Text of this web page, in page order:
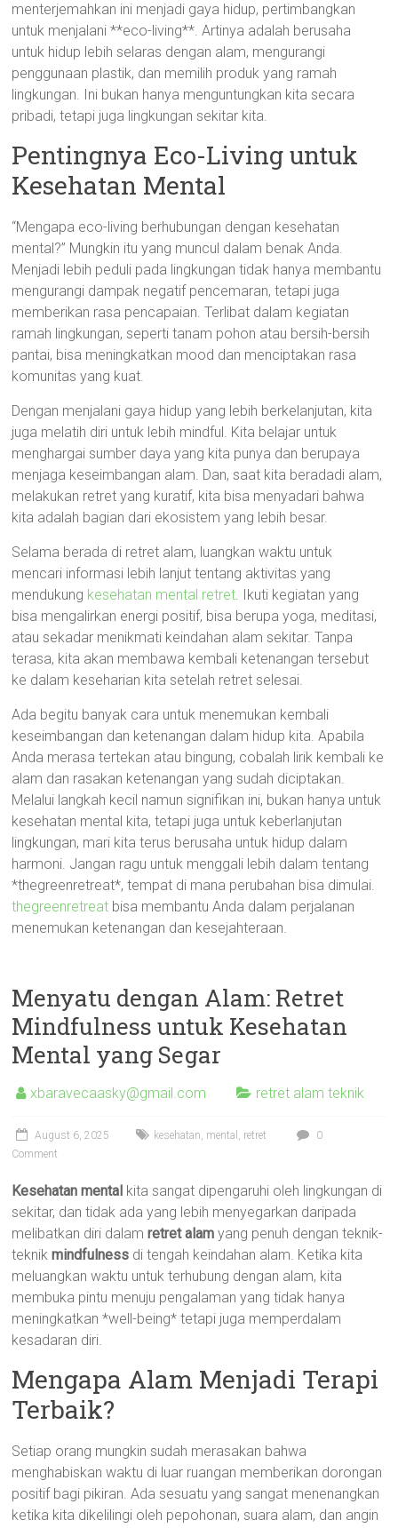
menterjemahkan ini menjadi gaya hidup, pertimbangkan
untuk menjalani **eco-living**. Artinya adalah berusaha
untuk hidup lebih selaras dengan alam, mengurangi
penggunaan plastik, dan memilih produk yang ramah
lingkungan. Ini bukan hanya menguntungkan kita secara
pribadi, tetapi juga lingkungan sekitar kita.
Pentingnya Eco-Living untuk
Kesehatan Mental
“Mengapa eco-living berhubungan dengan kesehatan
mental?” Mungkin itu yang muncul dalam benak Anda.
Menjadi lebih peduli pada lingkungan tidak hanya membantu
mengurangi dampak negatif pencemaran, tetapi juga
memberikan rasa pencapaian. Terlibat dalam kegiatan
ramah lingkungan, seperti tanam pohon atau bersih-bersih
pantai, bisa meningkatkan mood dan menciptakan rasa
komunitas yang kuat.
Dengan menjalani gaya hidup yang lebih berkelanjutan, kita
juga melatih diri untuk lebih mindful. Kita belajar untuk
menghargai sumber daya yang kita punya dan berupaya
menjaga keseimbangan alam. Dan, saat kita beradadi alam,
melakukan retret yang kuratif, kita bisa menyadari bahwa
kita adalah bagian dari ekosistem yang lebih besar.
Selama berada di retret alam, luangkan waktu untuk
mencari informasi lebih lanjut tentang aktivitas yang
mendukung kesehatan mental retret. Ikuti kegiatan yang
bisa mengalirkan energi positif, bisa berupa yoga, meditasi,
atau sekadar menikmati keindahan alam sekitar. Tanpa
terasa, kita akan membawa kembali ketenangan tersebut
ke dalam keseharian kita setelah retret selesai.
Ada begitu banyak cara untuk menemukan kembali
keseimbangan dan ketenangan dalam hidup kita. Apabila
Anda merasa tertekan atau bingung, cobalah lirik kembali ke
alam dan rasakan ketenangan yang sudah diciptakan.
Melalui langkah kecil namun signifikan ini, bukan hanya untuk
kesehatan mental kita, tetapi juga untuk keberlanjutan
lingkungan, mari kita terus berusaha untuk hidup dalam
harmoni. Jangan ragu untuk menggali lebih dalam tentang
*thegreenretreat*, tempat di mana perubahan bisa dimulai.
thegreenretreat bisa membantu Anda dalam perjalanan
menemukan ketenangan dan kesejahteraan.
Menyatu dengan Alam: Retret
Mindfulness untuk Kesehatan
Mental yang Segar
xbaravecaasky@gmail.com retret alam teknik
August 6, 2025 kesehatan, mental , retret
0
Comment
Kesehatan mental kita sangat dipengaruhi oleh lingkungan di
sekitar, dan tidak ada yang lebih menyegarkan daripada
melibatkan diri dalamretret alam yang penuh dengan teknik-
teknikmindfulness di tengah keindahan alam. Ketika kita
meluangkan waktu untuk terhubung dengan alam, kita
membuka pintu menuju pengalaman yang tidak hanya
meningkatkan *well-being* tetapi juga memperdalam
kesadaran diri.
Mengapa Alam Menjadi Terapi
Terbaik?
Setiap orang mungkin sudah merasakan bahwa
menghabiskan waktu di luar ruangan memberikan dorongan
positif bagi pikiran. Ada sesuatu yang sangat menenangkan
ketika kita dikelilingi oleh pepohonan, suara alam, dan angin